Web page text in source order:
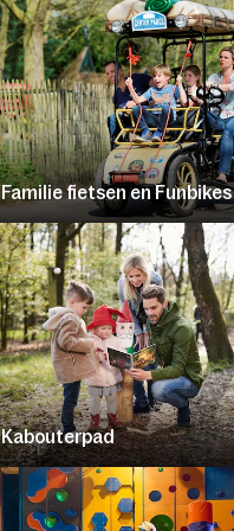
Familie fietsen en Funbikes
Kabouterpad